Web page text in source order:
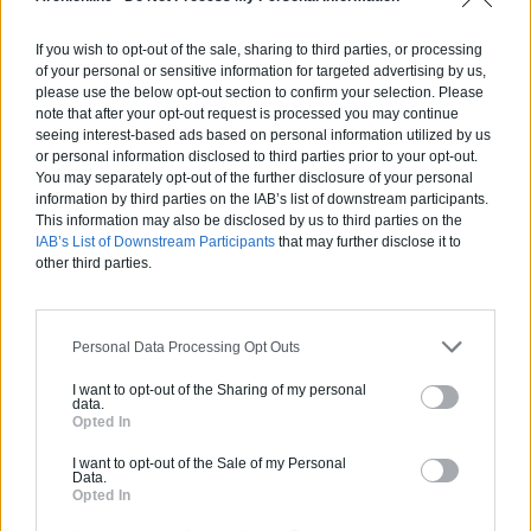
If you wish to opt-out of the sale, sharing to third parties, or processing
of your personal or sensitive information for targeted advertising by us,
please use the below opt-out section to confirm your selection. Please
note that after your opt-out request is processed you may continue
seeing interest-based ads based on personal information utilized by us
or personal information disclosed to third parties prior to your opt-out.
You may separately opt-out of the further disclosure of your personal
information by third parties on the IAB’s list of downstream participants.
This information may also be disclosed by us to third parties on the
IAB’s List of Downstream Participants that may further disclose it to
other third parties.
Personal Data Processing Opt Outs
I want to opt-out of the Sharing of my personal
data.
Opted In
I want to opt-out of the Sale of my Personal
Data.
Opted In
Avec la recherche archi-personnalisée,
Selency vous aide à dénicher les pièces
parfaites pour vos projets et vous fait
bénéficier d’une remise de 10% à partir
de 1000€ d’achat.
vous leur communiquez vos impératifs
de dimensions, époques, couleurs et
budgets … vous pouvez même leur
cherchez si besoin.